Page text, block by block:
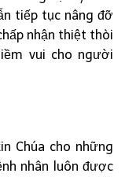
tiếp tục nâng đỡ
nhận thiệt thòi
vui cho người
Chúa cho những
nhân luôn được